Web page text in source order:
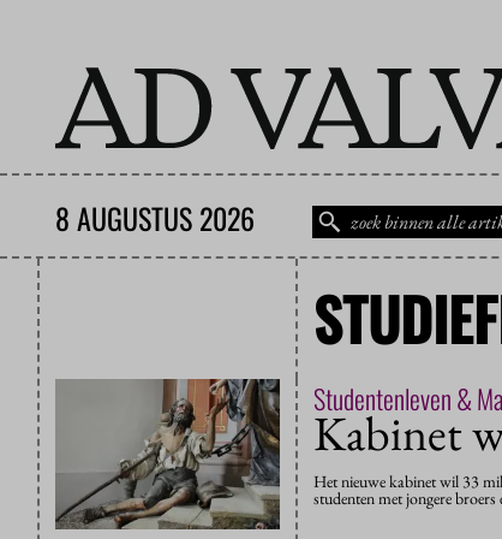
8 AUGUSTUS 2026
Studentenleven &
Kabinet
Het nieuwe kabinet wil 33
studenten met jongere